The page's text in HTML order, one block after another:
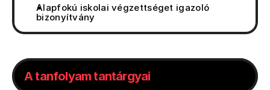
Alapfokú iskolai végzettséget igazoló
bizonyítvány
A tanfolyam tantárgyai